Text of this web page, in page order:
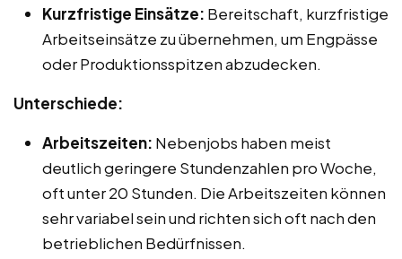
Kurzfristige Einsätze: Bereitschaft, kurzfristige
Arbeitseinsätze zu übernehmen, um Engpässe
oder Produktionsspitzen abzudecken.
Unterschiede:
Arbeitszeiten: Nebenjobs haben meist
deutlich geringere Stundenzahlen pro Woche,
oft unter 20 Stunden. Die Arbeitszeiten können
sehr variabel sein und richten sich oft nach den
betrieblichen Bedürfnissen.